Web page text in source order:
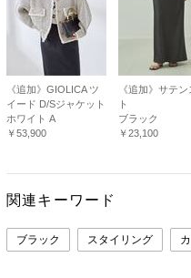
《追加》GIOLICA ツ
イード D/Sジャケット
ホワイト A
￥53,900
《追加》サテ
ト
ブラック
￥23,100
関連キーワード
ブラック スタイリング